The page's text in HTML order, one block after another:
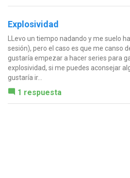
Explosividad
LLevo un tiempo nadando y me suelo
sesión), pero el caso es que me canso
gustaría empezar a hacer series para
explosividad, si me puedes aconsejar
gustaría ir...
1 respuesta